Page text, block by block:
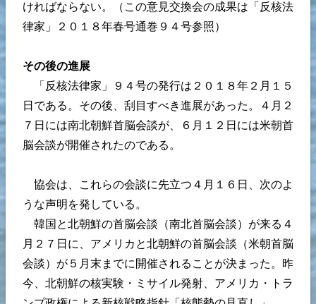
ければならない。（この意見交換会の成果は「反核法
律家」２０１８年春号通巻９４号参照）
その後の進展
「反核法律家」９４号の発行は２０１８年２月１５
日である。その後、刮目すべき進展があった。４月２
７日には南北朝鮮首脳会談が、６月１２日には米朝首
脳会談が開催されたのである。
協会は、これらの会談に先立つ４月１６日、次のよ
うな声明を発している。
韓国と北朝鮮の首脳会談（南北首脳会談）が来る４
月２７日に、アメリカと北朝鮮の首脳会談（米朝首脳
会談）が５月末までに開催されることが決まった。昨
今、北朝鮮の核実験・ミサイル発射、アメリカ・トラ